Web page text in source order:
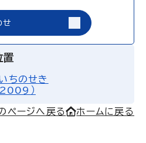
せ
置
ちのせき
）
ページへ戻る ホームに戻る